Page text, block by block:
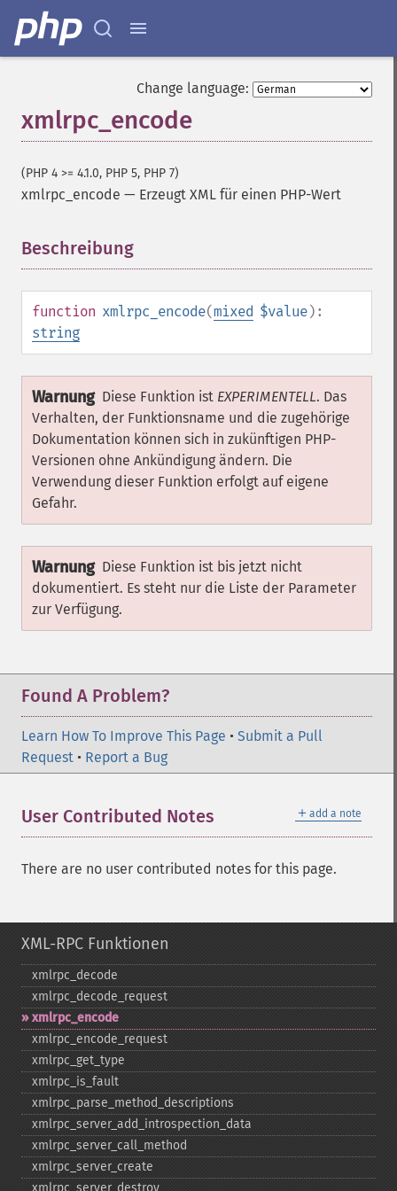
Change language:
xmlrpc_encode
(PHP 4 >= 4.1.0, PHP 5, PHP 7)
xmlrpc_encode — Erzeugt XML für einen PHP-Wert
Beschreibung
function xmlrpc_encode(mixed $value):
string
Warnung Diese Funktion ist EXPERIMENTELL. Das
Verhalten, der Funktionsname und die zugehörige
Dokumentation können sich in zukünftigen PHP-
Versionen ohne Ankündigung ändern. Die
Verwendung dieser Funktion erfolgt auf eigene
Gefahr.
Warnung Diese Funktion ist bis jetzt nicht
dokumentiert. Es steht nur die Liste der Parameter
zur Verfügung.
Found A Problem?
Learn How To Improve This Page • Submit a Pull
Request • Report a Bug
＋ add a note
User Contributed Notes
There are no user contributed notes for this page.
XML-RPC Funktionen
xmlrpc_​decode
xmlrpc_​decode_​request
xmlrpc_​encode
xmlrpc_​encode_​request
xmlrpc_​get_​type
xmlrpc_​is_​fault
xmlrpc_​parse_​method_​descriptions
xmlrpc_​server_​add_​introspection_​data
xmlrpc_​server_​call_​method
xmlrpc_​server_​create
xmlrpc_​server_​destroy